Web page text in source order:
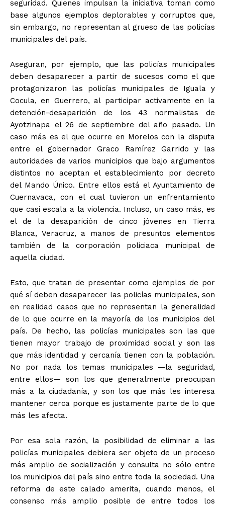
seguridad. Quienes impulsan la iniciativa toman como
base algunos ejemplos deplorables y corruptos que,
sin embargo, no representan al grueso de las policías
municipales del país.
Aseguran, por ejemplo, que las policías municipales
deben desaparecer a partir de sucesos como el que
protagonizaron las policías municipales de Iguala y
Cocula, en Guerrero, al participar activamente en la
detención-desaparición de los 43 normalistas de
Ayotzinapa el 26 de septiembre del año pasado. Un
caso más es el que ocurre en Morelos con la disputa
entre el gobernador Graco Ramírez Garrido y las
autoridades de varios municipios que bajo argumentos
distintos no aceptan el establecimiento por decreto
del Mando Único. Entre ellos está el Ayuntamiento de
Cuernavaca, con el cual tuvieron un enfrentamiento
que casi escala a la violencia. Incluso, un caso más, es
el de la desaparición de cinco jóvenes en Tierra
Blanca, Veracruz, a manos de presuntos elementos
también de la corporación policiaca municipal de
aquella ciudad.
Esto, que tratan de presentar como ejemplos de por
qué sí deben desaparecer las policías municipales, son
en realidad casos que no representan la generalidad
de lo que ocurre en la mayoría de los municipios del
país. De hecho, las policías municipales son las que
tienen mayor trabajo de proximidad social y son las
que más identidad y cercanía tienen con la población.
No por nada los temas municipales —la seguridad,
entre ellos— son los que generalmente preocupan
más a la ciudadanía, y son los que más les interesa
mantener cerca porque es justamente parte de lo que
más les afecta.
Por esa sola razón, la posibilidad de eliminar a las
policías municipales debiera ser objeto de un proceso
más amplio de socialización y consulta no sólo entre
los municipios del país sino entre toda la sociedad. Una
reforma de este calado amerita, cuando menos, el
consenso más amplio posible de entre todos los